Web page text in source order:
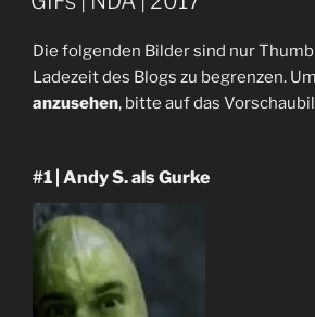
Die folgenden Bilder sind nur
Ladezeit des Blogs zu begrenzen.
anzusehen, bitte auf das
#1 | Andy S. als Gurke